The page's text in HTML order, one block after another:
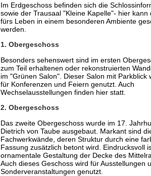
Im Erdgeschoss befinden sich die
sowie der Trausaal "Kleine Kapelle"- hier kann
fürs Leben in einem besonderen Ambiente
werden.
1. Obergeschoss
Besonders sehenswert sind im ersten
zum Teil erhaltenen oder rekonstruierten
im "Grünen Salon". Dieser Salon mit Parkblick
für Konferenzen und Feiern genutzt. Auch
Wechselausstellungen finden hier statt.
2. Obergeschoss
Das zweite Obergeschoss wurde im 17.
Dietrich von Taube ausgebaut. Markant sind
Fachwerkwände, deren Struktur durch eine
Fassung zusätzlich betont wird. Eindrucksvoll
ornamentale Gestaltung der Decke des
Auch dieses Geschoss wird für Ausstellungen
Sonderveranstaltungen genutzt.